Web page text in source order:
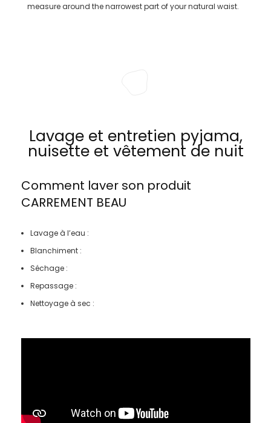
measure around the narrowest part of your natural waist.
Lavage et entretien pyjama,
nuisette et vêtement de nuit
Comment laver son produit
CARREMENT BEAU
Lavage à l’eau :
Blanchiment :
Séchage :
Repassage :
Nettoyage à sec :